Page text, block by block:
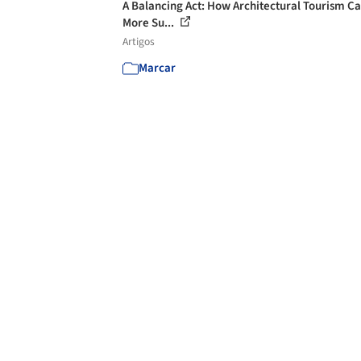
A Balancing Act: How Architectural Tourism
More Su...
Artigos
Marcar